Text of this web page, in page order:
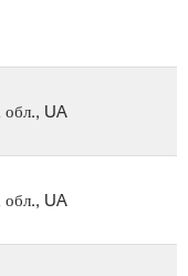
обл., UA
обл., UA